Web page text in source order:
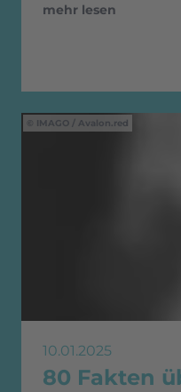
mehr lesen
IMAGO / Avalon.red
10.01.2025
80 Fakten